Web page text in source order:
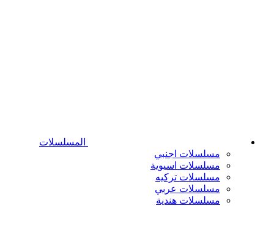
المسلسلات
مسلسلات اجنبي
مسلسلات اسيوية
مسلسلات تركيه
مسلسلات عربي
مسلسلات هندية